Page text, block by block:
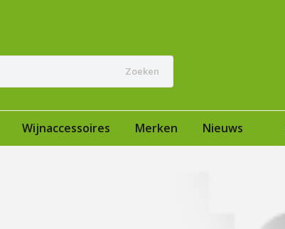
Zoeken
Wijnaccessoires Merken Nieuws